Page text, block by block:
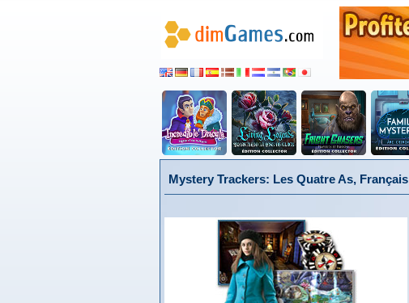
Mystery Trackers: Les Quatre As, Français